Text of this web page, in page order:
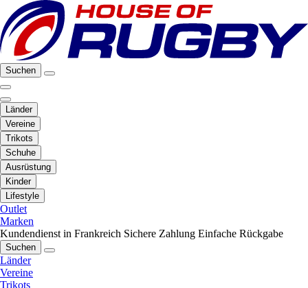
Suchen
Länder
Vereine
Trikots
Schuhe
Ausrüstung
Kinder
Lifestyle
Outlet
Marken
Kundendienst in Frankreich Sichere Zahlung Einfache Rückgabe
Suchen
Länder
Vereine
Trikots